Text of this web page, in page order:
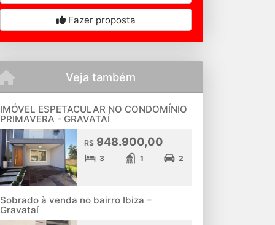
Fazer proposta
Veja também
IMÓVEL ESPETACULAR NO CONDOMÍNIO
PRIMAVERA - GRAVATAÍ
R$948.900,00
3 1 2
Sobrado à venda no bairro Ibiza –
Gravataí